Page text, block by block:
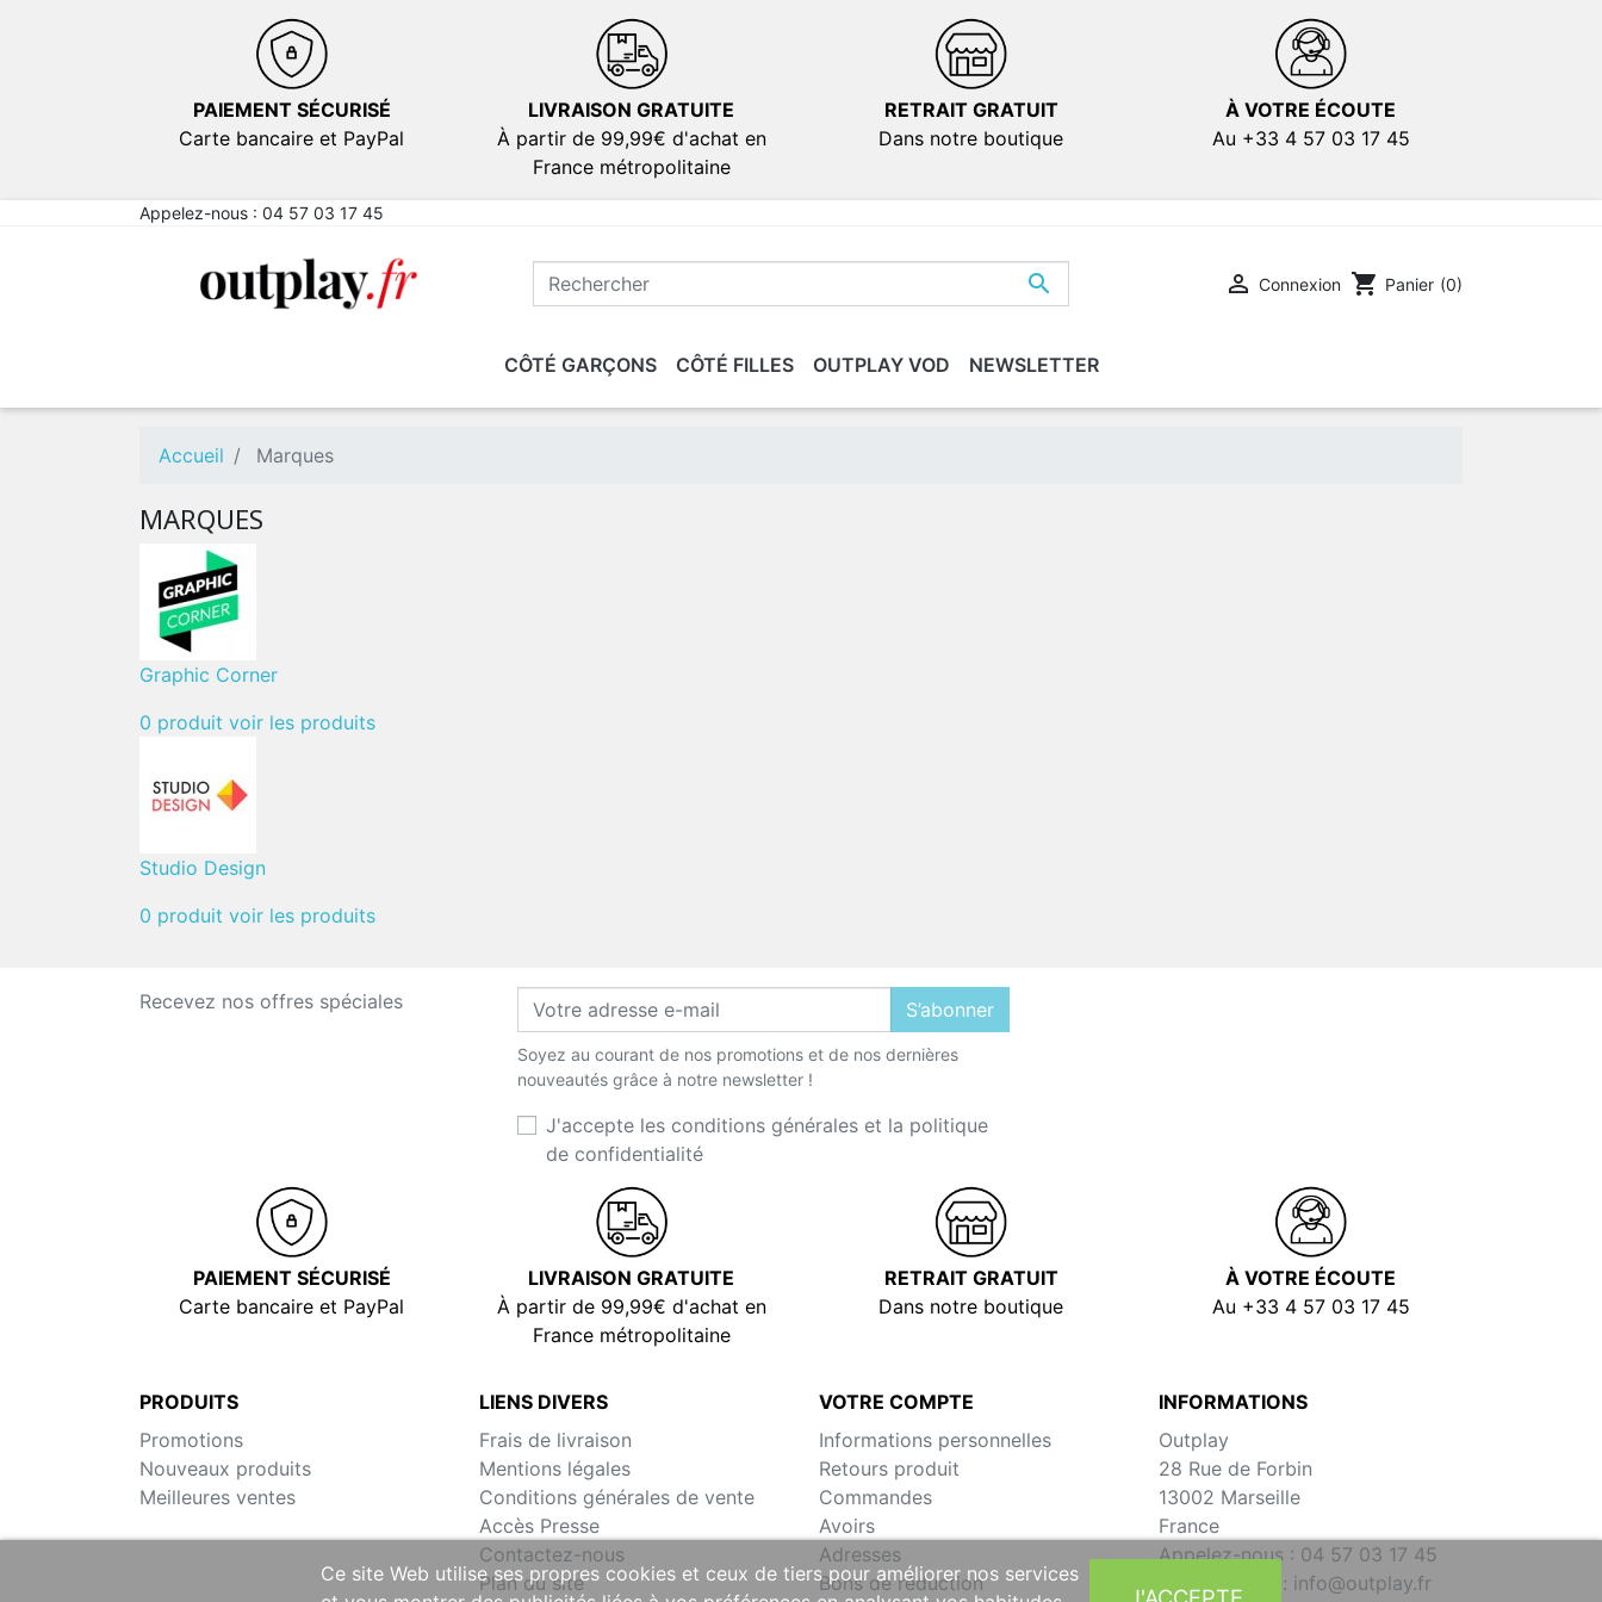
PAIEMENT SÉCURISÉ
Carte bancaire et PayPal
LIVRAISON GRATUITE
À partir de 99,99€ d'achat en
France métropolitaine
RETRAIT GRATUIT
Dans notre boutique
À VOTRE ÉCOUTE
Au +33 4 57 03 17 45
Appelez-nous : 04 57 03 17 45
  Connexion shopping_cart Panier (0)
CÔTÉ GARÇONS
NOUVEAUTÉS EN PROMOTION
FICTIONS
SÉRIES DOCUMENTAIRES VERSION FRANÇAISE AFFICHES DE FILMS
CÔTÉ FILLES
NOUVEAUTÉS EN PROMOTION
FICTIONS
SÉRIES DOCUMENTAIRES VERSION FRANÇAISE AFFICHES DE FILMS
OUTPLAY VOD NEWSLETTER
Accueil Marques
MARQUES
Graphic Corner
0 produit voir les produits
Studio Design
0 produit voir les produits
Recevez nos offres spéciales S’abonner
Soyez au courant de nos promotions et de nos dernières
nouveautés grâce à notre newsletter !
J'accepte les conditions générales et la politique
de confidentialité
PAIEMENT SÉCURISÉ
Carte bancaire et PayPal
LIVRAISON GRATUITE
À partir de 99,99€ d'achat en
France métropolitaine
RETRAIT GRATUIT
Dans notre boutique
À VOTRE ÉCOUTE
Au +33 4 57 03 17 45
PRODUITS
Promotions
Nouveaux produits
Meilleures ventes
LIENS DIVERS
Frais de livraison
Mentions légales
Conditions générales de vente
Accès Presse
Contactez-nous
Plan du site
VOTRE COMPTE
Informations personnelles
Retours produit
Commandes
Avoirs
Adresses
Bons de réduction
INFORMATIONS
Outplay
28 Rue de Forbin
13002 Marseille
France
Appelez-nous : 04 57 03 17 45
Écrivez-nous : info@outplay.fr
Ce site Web utilise ses propres cookies et ceux de tiers pour améliorer nos services